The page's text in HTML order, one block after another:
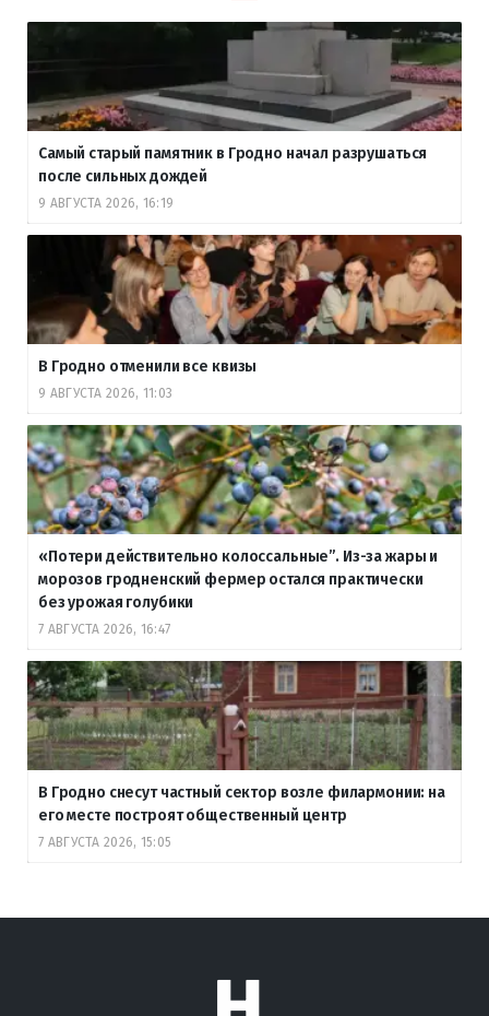
Самый старый памятник в Гродно начал разрушаться
после сильных дождей
9 АВГУСТА 2026, 16:19
В Гродно отменили все квизы
9 АВГУСТА 2026, 11:03
«Потери действительно колоссальные”. Из-за жары и
морозов гродненский фермер остался практически
без урожая голубики
7 АВГУСТА 2026, 16:47
В Гродно снесут частный сектор возле филармонии: на
его месте построят общественный центр
7 АВГУСТА 2026, 15:05